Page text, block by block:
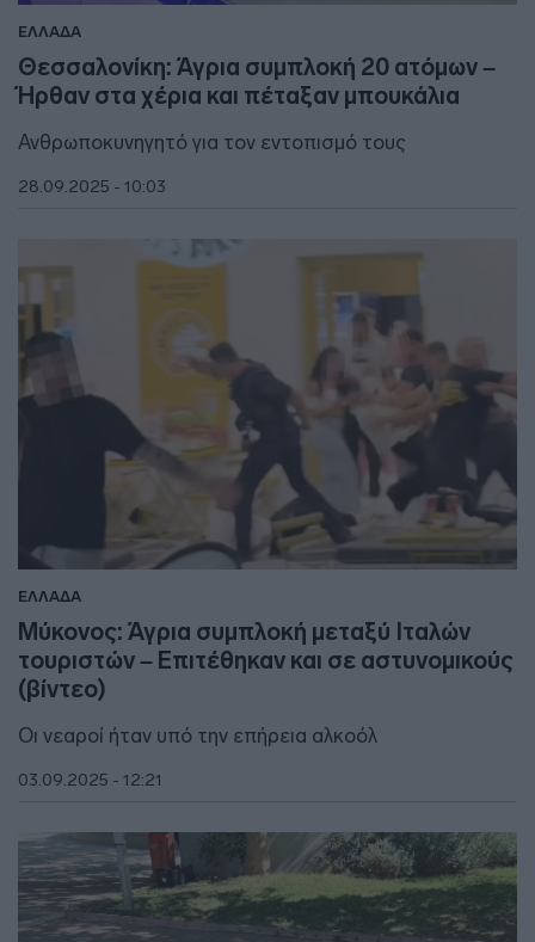
ΕΛΛΑΔΑ
Θεσσαλονίκη: Άγρια συμπλοκή 20 ατόμων –
Ήρθαν στα χέρια και πέταξαν μπουκάλια
Ανθρωποκυνηγητό για τον εντοπισμό τους
28.09.2025 - 10:03
ΕΛΛΑΔΑ
Μύκονος: Άγρια συμπλοκή μεταξύ Ιταλών
τουριστών – Επιτέθηκαν και σε αστυνομικούς
(βίντεο)
Οι νεαροί ήταν υπό την επήρεια αλκοόλ
03.09.2025 - 12:21